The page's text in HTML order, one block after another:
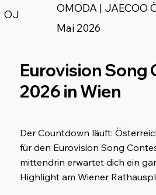
OJ
OMODA | JAECOO
Mai 2026
Eurovision Song
2026 in Wien
Der Countdown läuft:
für den Eurovision Song
mittendrin erwartet dich ein
Highlight am Wiener